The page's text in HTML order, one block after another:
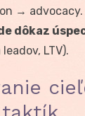
→ advocacy.
dôkaz
LTV).